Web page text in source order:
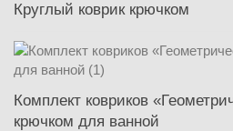
Круглый коврик крючком
Комплект ковриков
крючком для ванной